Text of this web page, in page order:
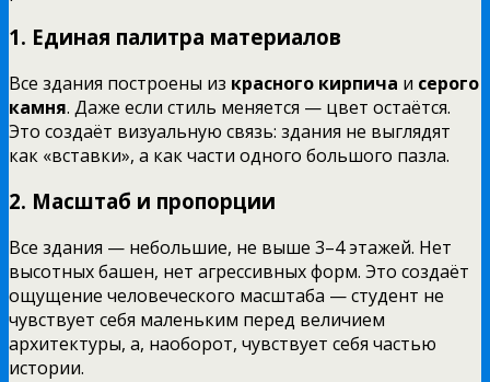
1. Единая палитра материалов
Все здания построены из красного кирпича и серого
камня. Даже если стиль меняется — цвет остаётся.
Это создаёт визуальную связь: здания не выглядят
как «вставки», а как части одного большого пазла.
2. Масштаб и пропорции
Все здания — небольшие, не выше 3–4 этажей. Нет
высотных башен, нет агрессивных форм. Это создаёт
ощущение человеческого масштаба — студент не
чувствует себя маленьким перед величием
архитектуры, а, наоборот, чувствует себя частью
истории.